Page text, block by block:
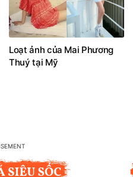
Loạt ảnh của Mai Phương
Thuý tại Mỹ